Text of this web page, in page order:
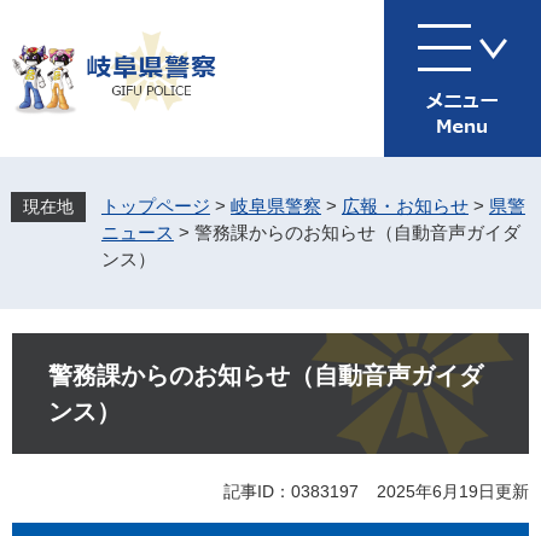
ジ
先
す
ュ
を
し
トップページ > 岐阜県警察 > 広報・お知らせ> 県警
ニュース > 警務課からのお知らせ（自動音声ガイダ
ンス）
警務課からのお知らせ（自動音声ガイダ
ンス）
記事ID：0383197 2025年6月19日更新